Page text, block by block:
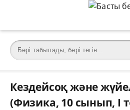
Кездейсоқ және
(Физика, 10 сынып, I